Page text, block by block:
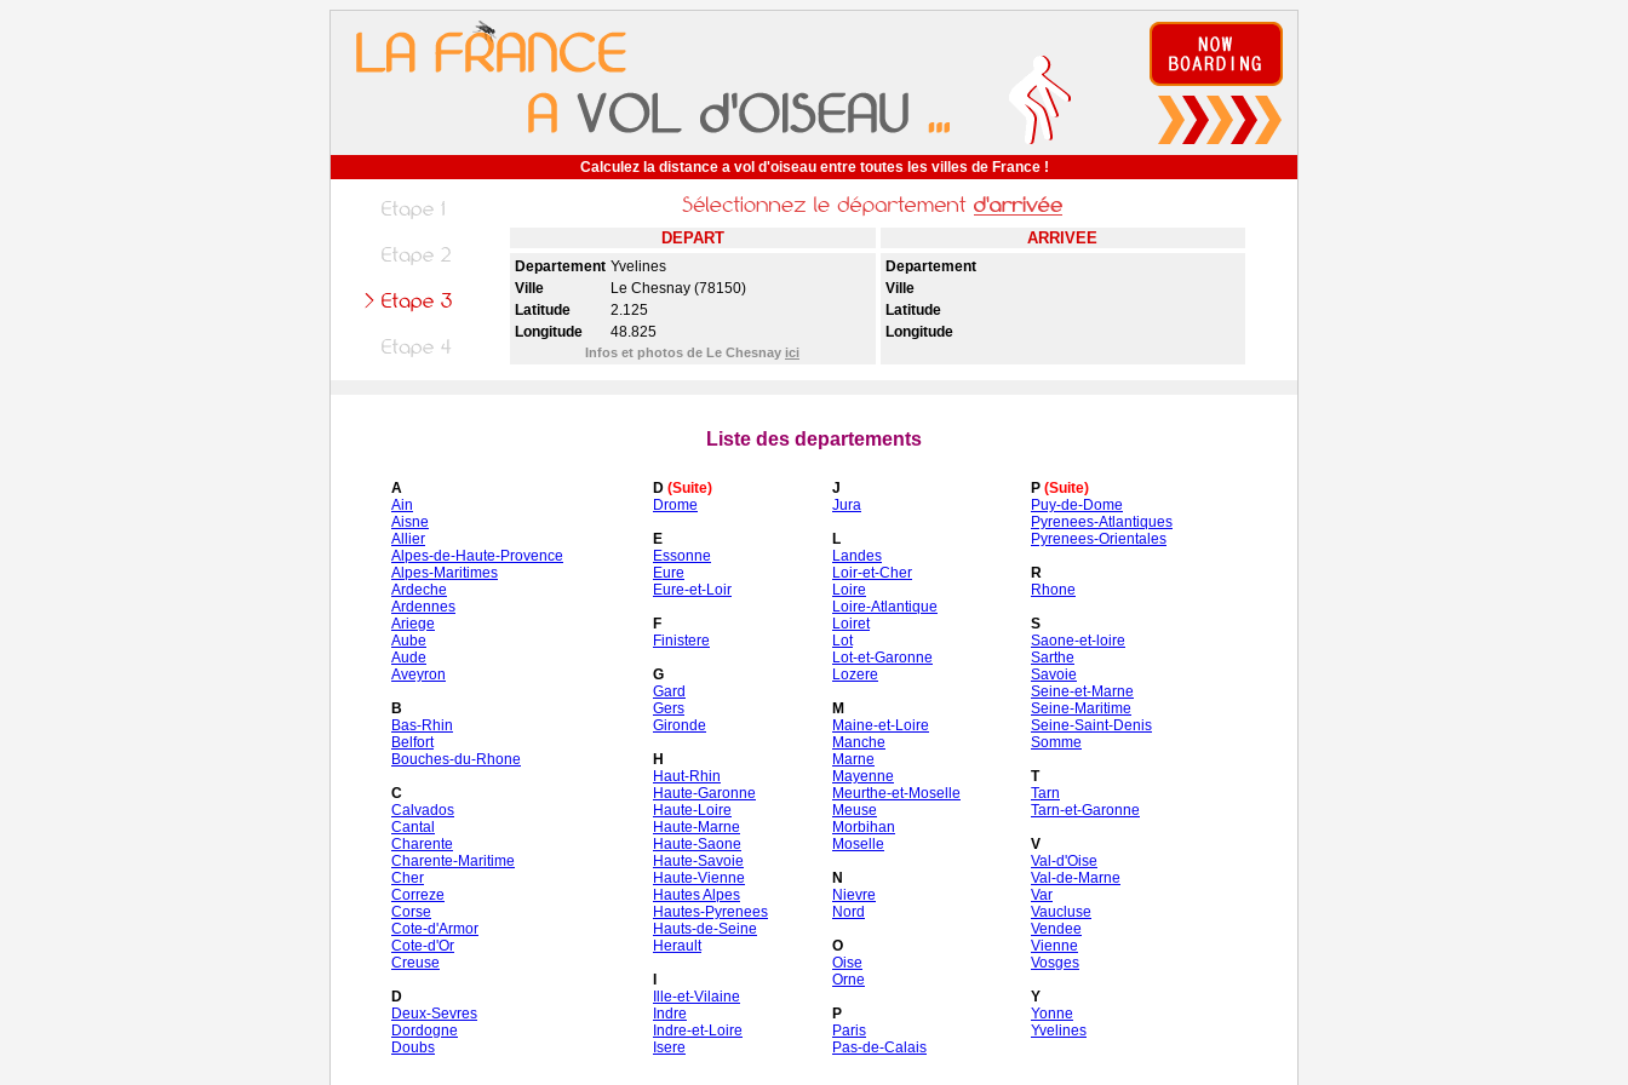
Calculez la distance a vol d'oiseau entre toutes les villes de France !
DEPART ARRIVEE
Departement Yvelines
Ville
Le Chesnay (78150)
Latitude
2.125
Longitude
48.825
Infos et photos de Le Chesnay ici
Departement
Ville
Latitude
Longitude
Liste des departements
A
Ain
Aisne
Allier
Alpes-de-Haute-Provence
Alpes-Maritimes
Ardeche
Ardennes
Ariege
Aube
Aude
Aveyron
B
Bas-Rhin
Belfort
Bouches-du-Rhone
C
Calvados
Cantal
Charente
Charente-Maritime
Cher
Correze
Corse
Cote-d'Armor
Cote-d'Or
Creuse
D
Deux-Sevres
Dordogne
Doubs
D (Suite)
Drome
E
Essonne
Eure
Eure-et-Loir
F
Finistere
G
Gard
Gers
Gironde
H
Haut-Rhin
Haute-Garonne
Haute-Loire
Haute-Marne
Haute-Saone
Haute-Savoie
Haute-Vienne
Hautes Alpes
Hautes-Pyrenees
Hauts-de-Seine
Herault
Ille-et-Vilaine
Indre
Indre-et-Loire
Isere
J
Jura
L
Landes
Loir-et-Cher
Loire
Loire-Atlantique
Loiret
Lot
Lot-et-Garonne
Lozere
M
Maine-et-Loire
Manche
Marne
Mayenne
Meurthe-et-Moselle
Meuse
Morbihan
Moselle
N
Nievre
Nord
O
Oise
Orne
P
Paris
Pas-de-Calais
P (Suite)
Puy-de-Dome
Pyrenees-Atlantiques
Pyrenees-Orientales
R
Rhone
S
Saone-et-loire
Sarthe
Savoie
Seine-et-Marne
Seine-Maritime
Seine-Saint-Denis
Somme
T
Tarn
Tarn-et-Garonne
V
Val-d'Oise
Val-de-Marne
Var
Vaucluse
Vendee
Vienne
Vosges
Y
Yonne
Yvelines